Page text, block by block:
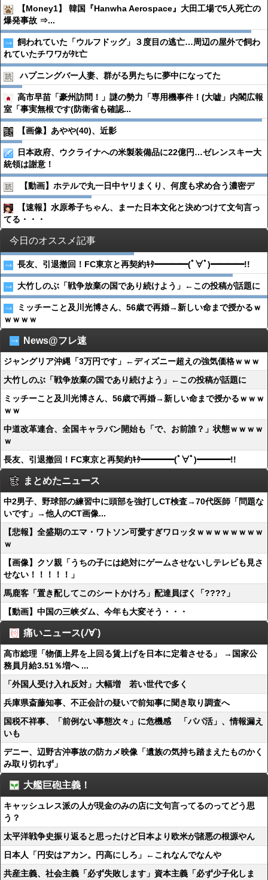
【Money1】 韓国『Hanwha Aerospace』大田工場で5人死亡の
爆発事故 ⇒...
飼われていた「ウルフドッグ」３度目の逃亡…周辺の屋外で飼わ
れていたチワワがﾀﾋ亡
ハプニングバー人妻、群がる男たちに夢中になってた
高市早苗「豪州訪問！」謎の勢力「専用機事件！(大嘘」内閣広報
室「事実無根です(防衛省も確認...
【画像】あやや(40)、近影
日本政府、ウクライナへの米製装備品に22億円…ゼレンスキー大
統領は謝意！
【動画】ホテルで丸一日中ヤリまくり、何度も求め合う濃密デ
【速報】水原希子ちゃん、まーた日本文化と決めつけて文句言っ
てる・・・
今日のオススメ記事
長友、引退撤回！FC東京と再契約ｷﾀ━━━━(ﾟ∀ﾟ)━━━━!!
大竹しのぶ「戦争放棄の国であり続けよう」←この投稿が話題に
ミッチーこと及川光博さん、56歳で再婚→新しい命まで授かるｗ
ｗｗｗｗ
News@フレ速
ジャングリア沖縄「3万円です」←ディズニー超えの強気価格ｗｗｗ
大竹しのぶ「戦争放棄の国であり続けよう」←この投稿が話題に
ミッチーこと及川光博さん、56歳で再婚→新しい命まで授かるｗｗｗ
ｗｗ
中道改革連合、全国キャラバン開始も「で、お前誰？」状態ｗｗｗｗ
ｗ
長友、引退撤回！FC東京と再契約ｷﾀ━━━━(ﾟ∀ﾟ)━━━━!!
まとめたニュース
中2男子、野球部の練習中に頭部を強打しCT検査→70代医師「問題な
いです」→他人のCT画像...
【悲報】全盛期のエマ・ワトソン可愛すぎワロッタｗｗｗｗｗｗｗｗ
ｗ
【画像】クソ親「うちの子には絶対にゲームさせないしテレビも見さ
せない！！！！！」
馬鹿客「置き配してこのシートかけろ」配達員ぼく「????」
【動画】中国の三峡ダム、今年も大変そう・・・
痛いニュース(ﾉ∀`)
高市総理「物価上昇を上回る賃上げを日本に定着させる」 →国家公
務員月給3.51％増へ ...
「外国人受け入れ反対」大幅増 若い世代で多く
兵庫県斎藤知事、不正会計の疑いで前知事に聞き取り調査へ
国税不祥事、「前例ない事態次々」に危機感 「パパ活」、情報漏え
いも
デニー、辺野古沖事故の防カメ映像「遺族の気持ち踏まえたものかく
み取り切れず」
大艦巨砲主義！
キャッシュレス派の人が現金のみの店に文句言ってるのってどう思
う？
太平洋戦争史振り返ると思ったけど日本より欧米が諸悪の根源やん
日本人「円安はアカン。円高にしろ」←これなんでなんや
共産主義、社会主義「必ず失敗します」資本主義「必ず少子化しま